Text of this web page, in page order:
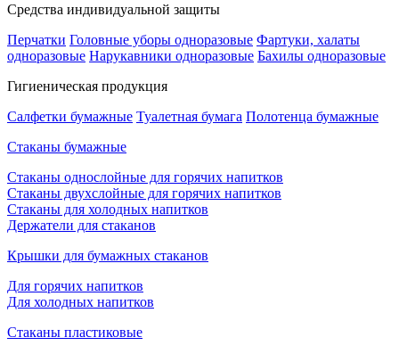
Средства индивидуальной защиты
Перчатки Головные уборы одноразовые Фартуки, халаты
одноразовые Нарукавники одноразовые Бахилы одноразовые
Гигиеническая продукция
Салфетки бумажные Туалетная бумага Полотенца бумажные
Стаканы бумажные
Стаканы однослойные для горячих напитков
Стаканы двухслойные для горячих напитков
Стаканы для холодных напитков
Держатели для стаканов
Крышки для бумажных стаканов
Для горячих напитков
Для холодных напитков
Стаканы пластиковые